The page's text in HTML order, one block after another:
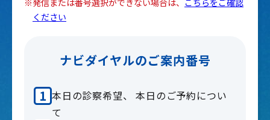
ください
ナビダイヤルのご案内番号
本日の診察希望、 本日のご予約につい
て